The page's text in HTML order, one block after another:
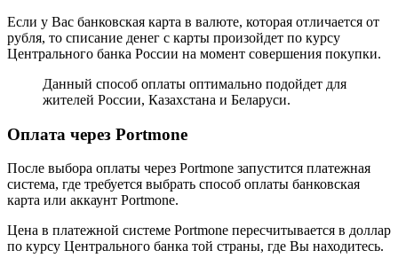
Если у Вас банковская карта в валюте, которая отличается от
рубля, то списание денег с карты произойдет по курсу
Центрального банка России на момент совершения покупки.
Данный способ оплаты оптимально подойдет для
жителей России, Казахстана и Беларуси.
Оплата через Portmone
После выбора оплаты через Portmone запустится платежная
система, где требуется выбрать способ оплаты банковская
карта или аккаунт Portmone.
Цена в платежной системе Portmone пересчитывается в доллар
по курсу Центрального банка той страны, где Вы находитесь.